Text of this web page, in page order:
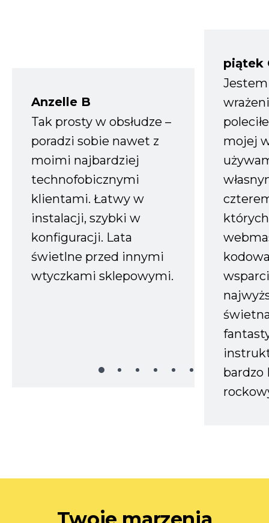
Anzelle B
Tak prosty w obsłudze –
poradzi sobie nawet z
moimi najbardziej
technofobicznymi
klientami. Łatwy w
instalacji, szybki w
konfiguracji. Lata
świetlne przed innymi
wtyczkami sklepowymi.
piątek
mojej
bardzo